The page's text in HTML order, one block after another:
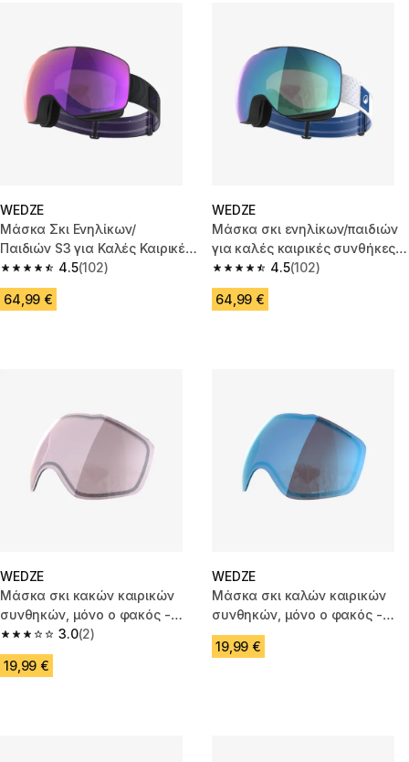
WEDZE
Μάσκα Σκι Ενηλίκων/
Παιδιών S3 για Καλές Καιρικές
Συνθήκες, G900 S HD - Μωβ
4.5
4.5 out of 5 stars from 102 reviews
(102)
64,99 €
WEDZE
Μάσκα σκι ενηλίκων/παιδιών
για καλές καιρικές συνθήκες
S3, G900 S HD-Λευκό/Μπλε
4.5
4.5 out of 5 stars from 102
(102)
64,99 €
WEDZE
Μάσκα σκι κακών καιρικών
συνθηκών, μόνο ο φακός -
G900
3.0
3.0 out of 5 stars from 2 reviews
(2)
19,99 €
WEDZE
Μάσκα σκι καλών καιρικών
συνθηκών, μόνο ο φακός -
G900
19,99 €